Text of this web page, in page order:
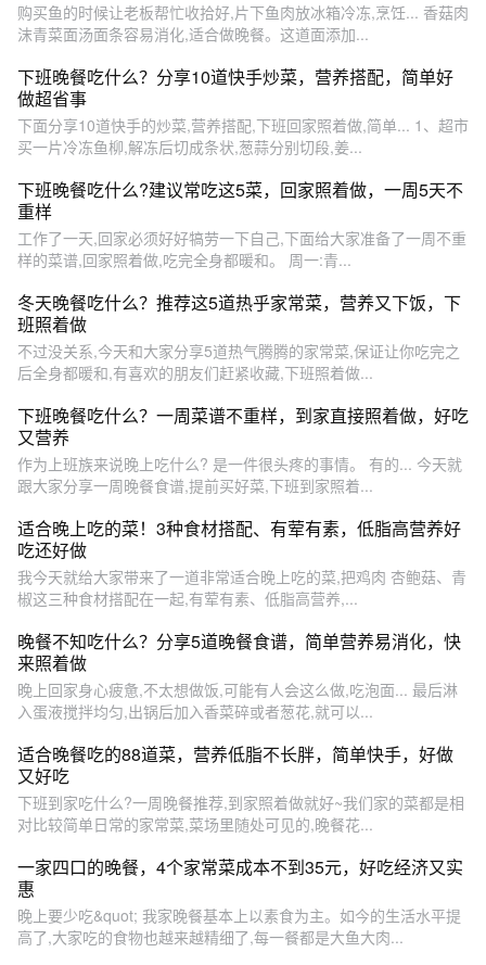
购买鱼的时候让老板帮忙收拾好,片下鱼肉放冰箱冷冻,烹饪... 香菇肉
沫青菜面汤面条容易消化,适合做晚餐。这道面添加...
下班晚餐吃什么？分享10道快手炒菜，营养搭配，简单好
做超省事
下面分享10道快手的炒菜,营养搭配,下班回家照着做,简单... 1、超市
买一片冷冻鱼柳,解冻后切成条状,葱蒜分别切段,姜...
下班晚餐吃什么?建议常吃这5菜，回家照着做，一周5天不
重样
工作了一天,回家必须好好犒劳一下自己,下面给大家准备了一周不重
样的菜谱,回家照着做,吃完全身都暖和。 周一:青...
冬天晚餐吃什么？推荐这5道热乎家常菜，营养又下饭，下
班照着做
不过没关系,今天和大家分享5道热气腾腾的家常菜,保证让你吃完之
后全身都暖和,有喜欢的朋友们赶紧收藏,下班照着做...
下班晚餐吃什么？一周菜谱不重样，到家直接照着做，好吃
又营养
作为上班族来说晚上吃什么? 是一件很头疼的事情。 有的... 今天就
跟大家分享一周晚餐食谱,提前买好菜,下班到家照着...
适合晚上吃的菜！3种食材搭配、有荤有素，低脂高营养好
吃还好做
我今天就给大家带来了一道非常适合晚上吃的菜,把鸡肉 杏鲍菇、青
椒这三种食材搭配在一起,有荤有素、低脂高营养,...
晚餐不知吃什么？分享5道晚餐食谱，简单营养易消化，快
来照着做
晚上回家身心疲惫,不太想做饭,可能有人会这么做,吃泡面... 最后淋
入蛋液搅拌均匀,出锅后加入香菜碎或者葱花,就可以...
适合晚餐吃的88道菜，营养低脂不长胖，简单快手，好做
又好吃
下班到家吃什么?一周晚餐推荐,到家照着做就好~我们家的菜都是相
对比较简单日常的家常菜,菜场里随处可见的,晚餐花...
一家四口的晚餐，4个家常菜成本不到35元，好吃经济又实
惠
晚上要少吃&quot; 我家晚餐基本上以素食为主。如今的生活水平提
高了,大家吃的食物也越来越精细了,每一餐都是大鱼大肉...